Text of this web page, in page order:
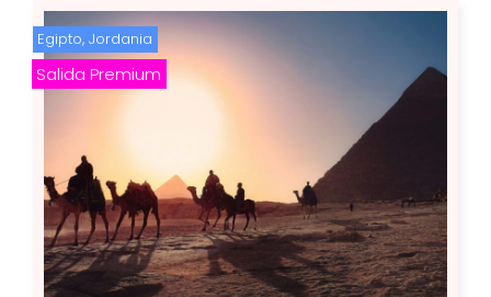
Egipto, Jordania
Salida Premium